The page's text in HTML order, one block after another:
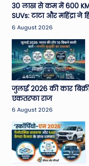
n
d
T
h
e
W
o
rl
d
30 लाख से कम में 600
SUVs: टाटा और महिंद्रा ने
6 August 2026
जुलाई 2026 की कार
एकतरफा राज
6 August 2026